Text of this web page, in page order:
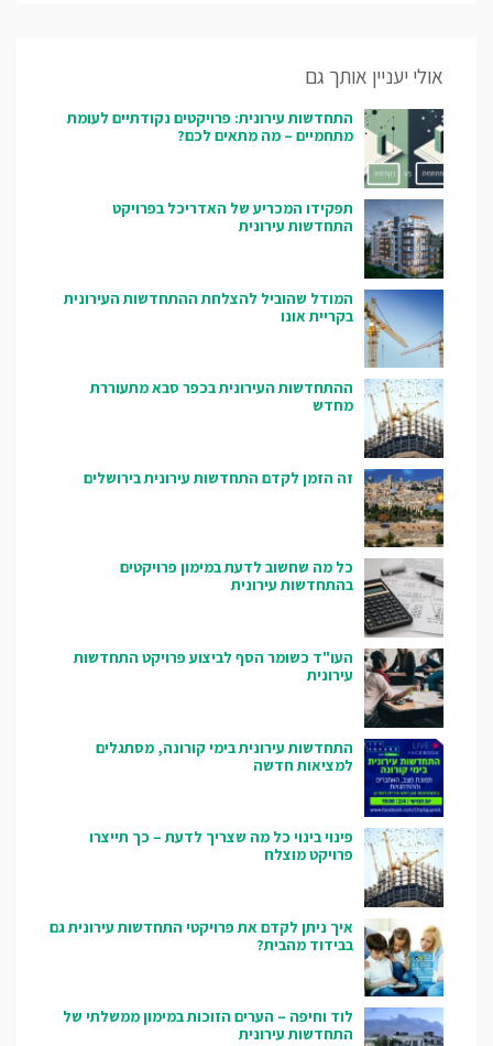
אולי יעניין אותך גם
התחדשות עירונית: פרויקטים נקודתיים לעומת
מתחמיים – מה מתאים לכם?
תפקידו המכריע של האדריכל בפרויקט
התחדשות עירונית
המודל שהוביל להצלחת ההתחדשות העירונית
בקריית אונו
ההתחדשות העירונית בכפר סבא מתעוררת
מחדש
זה הזמן לקדם התחדשות עירונית בירושלים
כל מה שחשוב לדעת במימון פרויקטים
בהתחדשות עירונית
העו"ד כשומר הסף לביצוע פרויקט התחדשות
עירונית
התחדשות עירונית בימי קורונה, מסתגלים
למציאות חדשה
פינוי בינוי כל מה שצריך לדעת – כך תייצרו
פרויקט מוצלח
איך ניתן לקדם את פרויקטי התחדשות עירונית גם
בבידוד מהבית?
לוד וחיפה – הערים הזוכות במימון ממשלתי של
התחדשות עירונית